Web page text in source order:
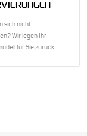
sich nicht
Wir legen Ihr
für Sie zurück.